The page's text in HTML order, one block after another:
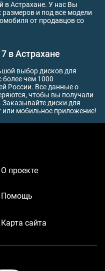
в Астрахане. У нас Вы
и под все модели
от продавцов со
в Астрахане
выбор дисков для
чем 1000
России. Все данные о
чтобы вы получали
диски для
или мобильное приложение!
О проекте
Помощь
Карта сайта